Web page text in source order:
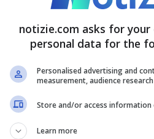
voleva vincere,
non semplice.VOTO 7
pagato una domenica
la pole, forse troppo
ha permesso di salire
notizie.com asks for
personal data for the
Personalised advertising and
measurement, audience
Store and/or access information
Learn more